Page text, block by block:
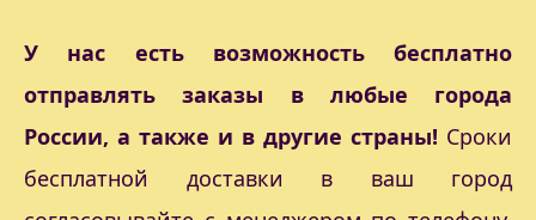
У нас есть возможность бесплатно
отправлять заказы в любые города
России, а также и в другие страны! Сроки
бесплатной доставки в ваш город